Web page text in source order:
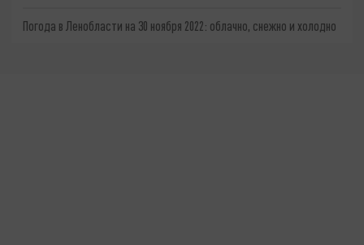
Погода в Ленобласти на 30 ноября 2022: облачно, снежно и холодно